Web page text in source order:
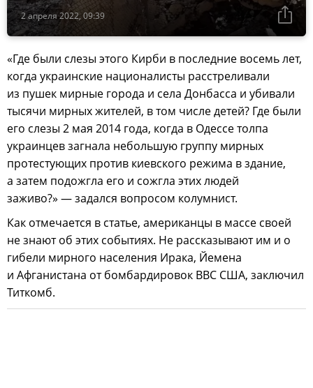
2 апреля 2022, 09:39
«Где были слезы этого Кирби в последние восемь лет,
когда украинские националисты расстреливали
из пушек мирные города и села Донбасса и убивали
тысячи мирных жителей, в том числе детей? Где были
его слезы 2 мая 2014 года, когда в Одессе толпа
украинцев загнала небольшую группу мирных
протестующих против киевского режима в здание,
а затем подожгла его и сожгла этих людей
заживо?» — задался вопросом колумнист.
Как отмечается в статье, американцы в массе своей
не знают об этих событиях. Не рассказывают им и о
гибели мирного населения Ирака, Йемена
и Афганистана от бомбардировок ВВС США, заключил
Титкомб.